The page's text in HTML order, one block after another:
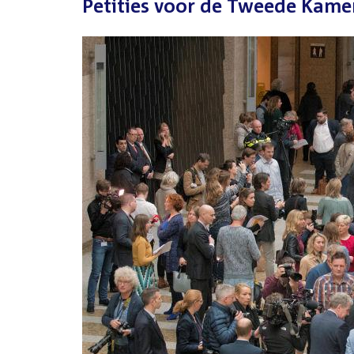
Petities voor de Tweede